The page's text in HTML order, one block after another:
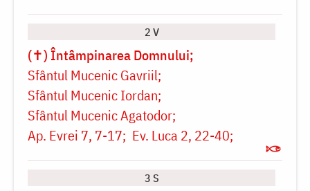
2 V
(✝) Întâmpinarea Domnului
Sfântul Mucenic Gavriil
Sfântul Mucenic Iordan
Sfântul Mucenic Agatodor
Ap. Evrei 7, 7-17 Ev. Luca 2, 22-40
3 S